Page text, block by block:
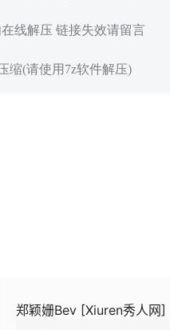
线解压 链接失效请留言
缩(请使用7z软件解压)
郑颖姗Bev [Xiuren秀人网